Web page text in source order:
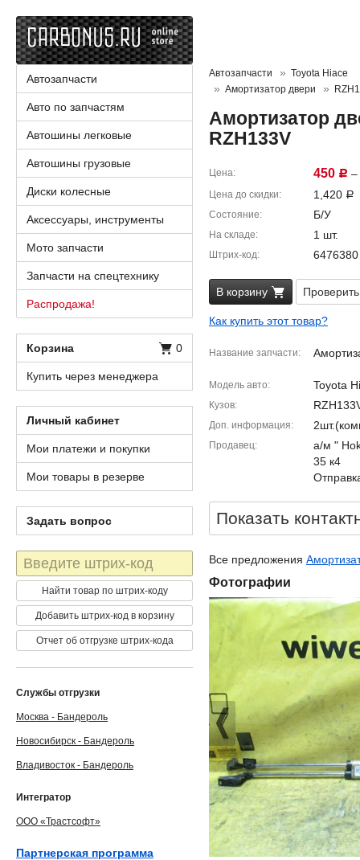
Автозапчасти
Toyota Hiace
Амортизатор двери
Амортизатор
RZH133V
Цена 450 Р –
Цена до скидки 1,420 Р
Состояние Б/У
На складе 1 шт.
Штрих-код 6476380
В корзину
Как купить этот товар?
Название запчасти
Модель авто Toyota
Кузов
Доп. информация
Продавец
а/м "
35 к4
Показать
Все предложения
Фотографии
Автозапчасти
Авто по запчастям
Автошины легковые
Автошины грузовые
Диски колесные
Аксессуары, инструменты
Мото запчасти
Запчасти на спецтехнику
Распродажа!
Корзина 0
Купить через менеджера
Личный кабинет
Мои платежи и покупки
Мои товары в резерве
Задать вопрос
Штрих-
код
Найти товар по штрих-коду
Добавить штрих-код в корзину
Отчет об отгрузке штрих-кода
Службы отгрузки
Москва - Бандероль
Новосибирск - Бандероль
Владивосток - Бандероль
Интегратор
ООО «Трастсофт»
Партнерская программа